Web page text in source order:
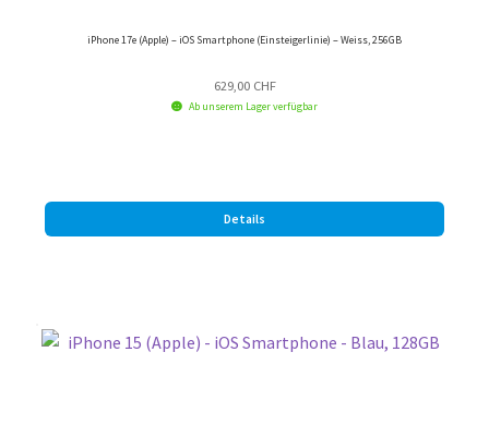
iPhone 17e (Apple) – iOS Smartphone (Einsteigerlinie) – Weiss, 256GB
629,00 CHF
Ab unserem Lager verfügbar
Details